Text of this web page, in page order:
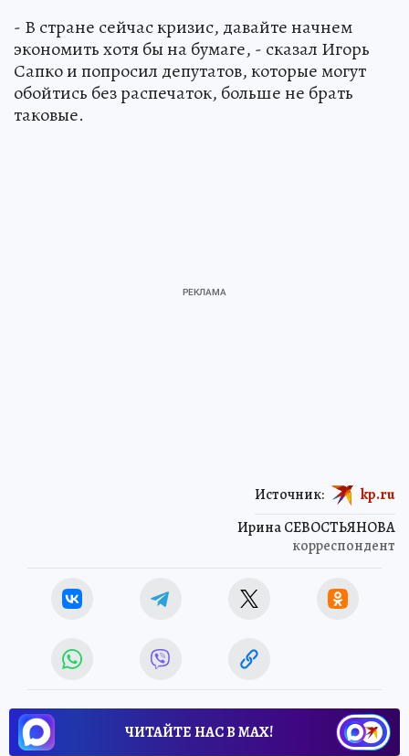
- В стране сейчас кризис, давайте начнем
экономить хотя бы на бумаге, - сказал Игорь
Сапко и попросил депутатов, которые могут
обойтись без распечаток, больше не брать
таковые.
Ирина СЕВОСТЬЯНОВА
корреспондент
Источник: kp.ru
ЧИТАЙТЕ НАС В МАХ!